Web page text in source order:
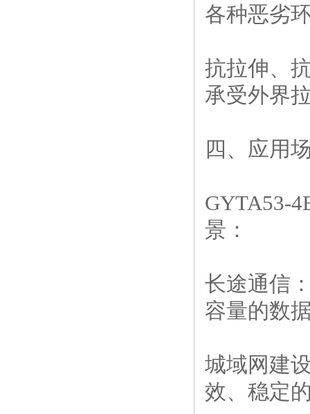
各种恶劣
抗拉伸、
承受外界
四、应用
GYTA53-
景：
长途通信
容量的数
城域网建
效、稳定